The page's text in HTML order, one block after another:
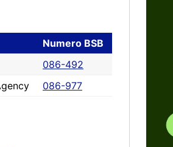
Numero BSB
086-492
086-977